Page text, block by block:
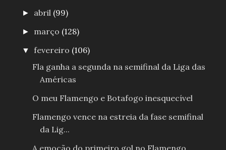
► abril (99)
► março (128)
▼fevereiro (106)
Fla ganha a segunda na semifinal da Liga das
Américas
O meu Flamengo e Botafogo inesquecível
Flamengo vence na estreia da fase semifinal
da Lig...